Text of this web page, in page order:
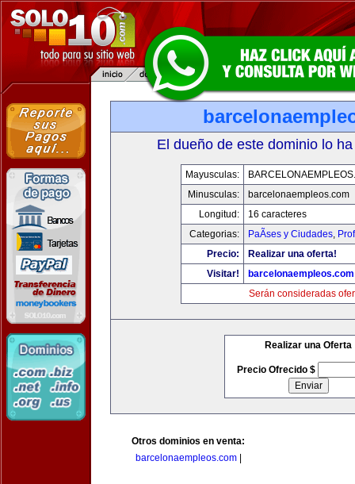
El dueño de este dominio lo
Mayusculas:
Minusculas:
barcelonaempleos.com
Longitud:
16 caracteres
Categorias:
PaÃ­ses y Ciudades,
Precio:
Realizar una oferta!
Visitar!
barcelonaempleos.com
Serán consideradas
Realizar una Oferta
Precio Ofrecido $
Otros dominios en venta:
barcelonaempleos.com|